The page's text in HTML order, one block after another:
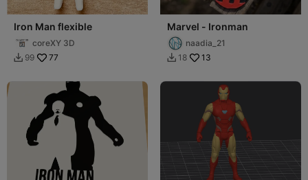
Iron Man flexible
coreXY 3D
 99 77
Marvel - Ironman
naadia_21
 18 13